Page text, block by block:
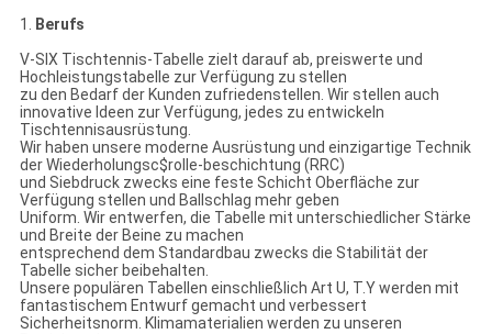
1. Berufs
V-SIX Tischtennis-Tabelle zielt darauf ab, preiswerte und
Hochleistungstabelle zur Verfügung zu stellen
zu den Bedarf der Kunden zufriedenstellen. Wir stellen auch
innovative Ideen zur Verfügung, jedes zu entwickeln
Tischtennisausrüstung.
Wir haben unsere moderne Ausrüstung und einzigartige Technik
der Wiederholungsc$rolle-beschichtung (RRC)
und Siebdruck zwecks eine feste Schicht Oberfläche zur
Verfügung stellen und Ballschlag mehr geben
Uniform. Wir entwerfen, die Tabelle mit unterschiedlicher Stärke
und Breite der Beine zu machen
entsprechend dem Standardbau zwecks die Stabilität der
Tabelle sicher beibehalten.
Unsere populären Tabellen einschließlich Art U, T.Y werden mit
fantastischem Entwurf gemacht und verbessert
Sicherheitsnorm. Klimamaterialien werden zu unseren